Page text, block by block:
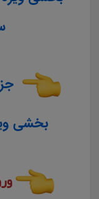
بخشی